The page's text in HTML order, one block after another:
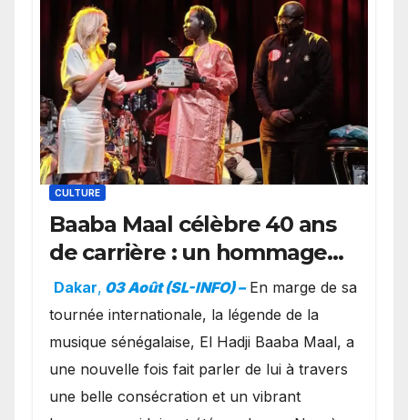
CULTURE
Baaba Maal célèbre 40 ans
de carrière : un hommage
exceptionnel à Oslo en
présence de la famille
royale.
Dakar, 03 Août (SL-INFO) – ​En marge de sa
tournée internationale, la légende de la
musique sénégalaise, El Hadji Baaba Maal, a
une nouvelle fois fait parler de lui à travers
une belle consécration et un vibrant